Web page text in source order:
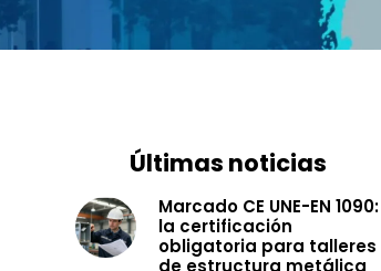
Últimas noticias
Marcado CE UNE-EN 1090:
la certificación
obligatoria para talleres
de estructura metálica